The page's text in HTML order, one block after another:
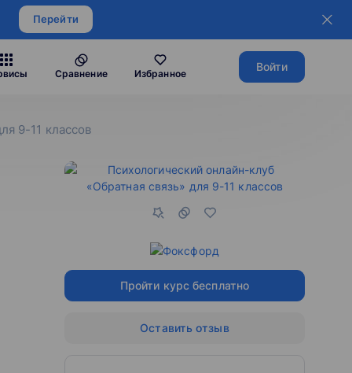
Перейти
Сравнение Избранное
Войти
9-11 классов
Пройти курс бесплатно
Оставить отзыв